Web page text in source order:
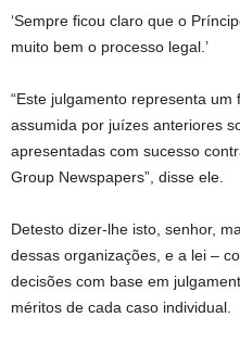
‘Sempre ficou claro que o
muito bem o processo legal.’
“Este julgamento representa
assumida por juízes anteriores
apresentadas com sucesso
Group Newspapers”, disse ele.
Detesto dizer-lhe isto, senhor,
dessas organizações, e a lei –
decisões com base em
méritos de cada caso individual.